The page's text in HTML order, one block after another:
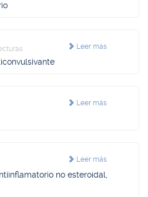
Leer más
Leer más
Leer más
no esteroidal,